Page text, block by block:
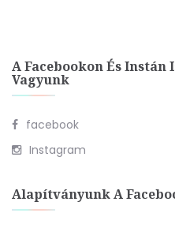
A Facebookon És Instán
Vagyunk
facebook
Instagram
Alapítványunk A